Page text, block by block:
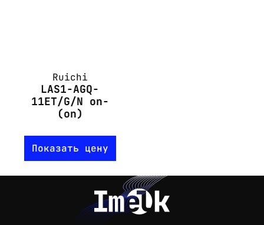
Ruichi
LAS1-AGQ-
11ET/G/N on-
(on)
Показать цену